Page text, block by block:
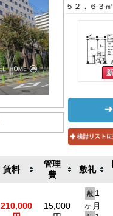
５２．６３
賃料
管理
費
敷礼
210,000
15,000
敷 1
ヶ月